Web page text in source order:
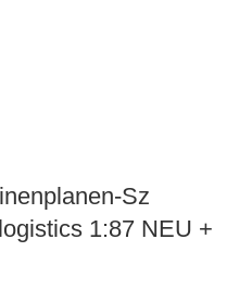
Sz
1:87 NEU +